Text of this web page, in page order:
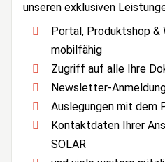
unseren exklusiven
Portal, Produktshop &
mobilfähig
Zugriff auf alle Ihre
Newsletter-
Auslegungen mit dem
Kontaktdaten Ihrer
SOLAR